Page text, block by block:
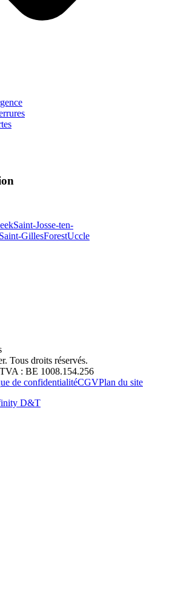
Saint-Josse-ten-
Saint-GillesForestUccle
Tous droits réservés.
: BE 1008.154.256
de confidentialitéCGVPlan du site
D&T